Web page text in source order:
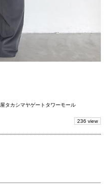
タカシマヤゲートタワーモール
236 view